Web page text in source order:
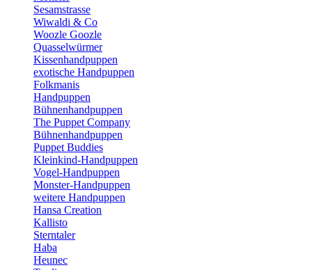
Sesamstrasse
Wiwaldi & Co
Woozle Goozle
Quasselwürmer
Kissenhandpuppen
exotische Handpuppen
Folkmanis
Handpuppen
Bühnenhandpuppen
The Puppet Company
Bühnenhandpuppen
Puppet Buddies
Kleinkind-Handpuppen
Vogel-Handpuppen
Monster-Handpuppen
weitere Handpuppen
Hansa Creation
Kallisto
Sterntaler
Haba
Heunec